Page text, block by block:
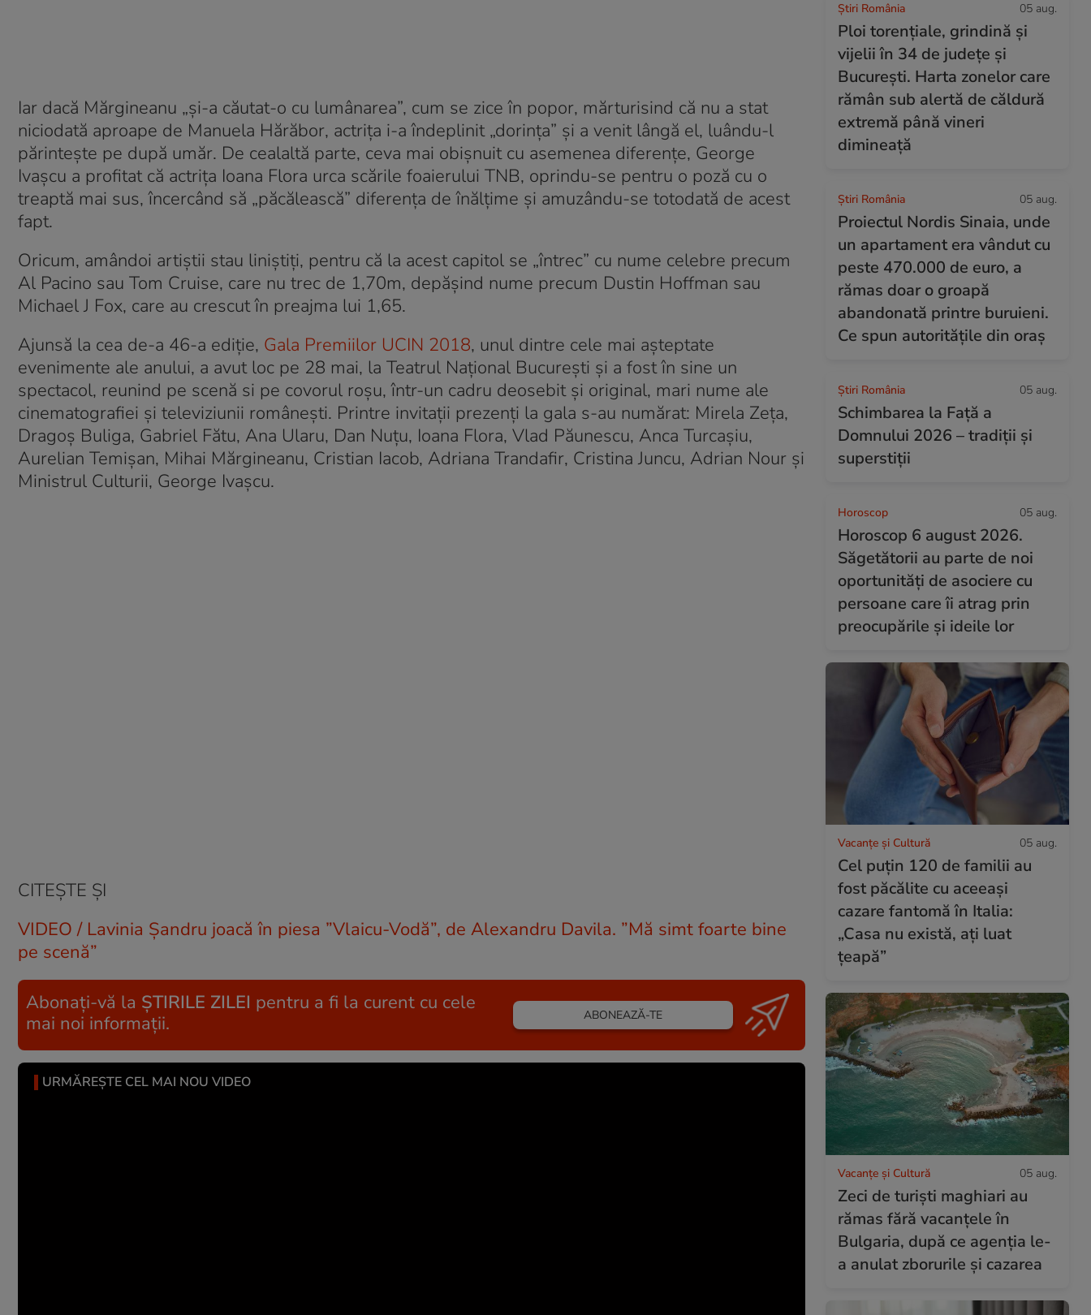
Iar dacă Mărgineanu „și-a căutat-o cu lumânarea”, cum se zice în popor, mărturisind că nu a stat
niciodată aproape de Manuela Hărăbor, actrița i-a îndeplinit „dorința” și a venit lângă el, luându-l
părintește pe după umăr. De cealaltă parte, ceva mai obișnuit cu asemenea diferențe, George
Ivașcu a profitat că actrița Ioana Flora urca scările foaierului TNB, oprindu-se pentru o poză cu o
treaptă mai sus, încercând să „păcălească” diferența de înălțime și amuzându-se totodată de acest
fapt.
Oricum, amândoi artiștii stau liniștiți, pentru că la acest capitol se „întrec” cu nume celebre precum
Al Pacino sau Tom Cruise, care nu trec de 1,70m, depășind nume precum Dustin Hoffman sau
Michael J Fox, care au crescut în preajma lui 1,65.
Ajunsă la cea de-a 46-a ediție, Gala Premiilor UCIN 2018, unul dintre cele mai așteptate
evenimente ale anului, a avut loc pe 28 mai, la Teatrul Național București și a fost în sine un
spectacol, reunind pe scenă si pe covorul roșu, într-un cadru deosebit și original, mari nume ale
cinematografiei și televiziunii românești. Printre invitații prezenți la gala s-au numărat: Mirela Zeța,
Dragoş Buliga, Gabriel Fătu, Ana Ularu, Dan Nuțu, Ioana Flora, Vlad Păunescu, Anca Turcaşiu,
Aurelian Temişan, Mihai Mărgineanu, Cristian Iacob, Adriana Trandafir, Cristina Juncu, Adrian Nour şi
Ministrul Culturii, George Ivaşcu.
CITEȘTE ȘI
VIDEO / Lavinia Șandru joacă în piesa ”Vlaicu-Vodă”, de Alexandru Davila. ”Mă simt foarte bine
pe scenă”
Abonați-vă la ȘTIRILE ZILEI pentru a fi la curent cu cele
mai noi informații.
ABONEAZĂ-TE
URMĂREȘTE CEL MAI NOU VIDEO
Știri România 05 aug.
Ploi torențiale, grindină și
vijelii în 34 de județe și
București. Harta zonelor care
rămân sub alertă de căldură
extremă până vineri
dimineață
Știri România 05 aug.
Proiectul Nordis Sinaia, unde
un apartament era vândut cu
peste 470.000 de euro, a
rămas doar o groapă
abandonată printre buruieni.
Ce spun autoritățile din oraș
Știri România 05 aug.
Schimbarea la Față a
Domnului 2026 – tradiții și
superstiții
Horoscop 05 aug.
Horoscop 6 august 2026.
Săgetătorii au parte de noi
oportunități de asociere cu
persoane care îi atrag prin
preocupările și ideile lor
Vacanțe și Cultură 05 aug.
Cel puțin 120 de familii au
fost păcălite cu aceeași
cazare fantomă în Italia:
„Casa nu există, ați luat
țeapă”
Vacanțe și Cultură 05 aug.
Zeci de turiști maghiari au
rămas fără vacanțele în
Bulgaria, după ce agenția le-
a anulat zborurile și cazarea